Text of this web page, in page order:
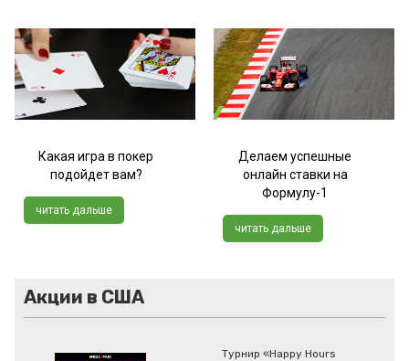
Какая игра в покер
подойдет вам?
читать дальше
Делаем успешные
онлайн ставки на
Формулу-1
читать дальше
Акции в США
Турнир «Happy Hours